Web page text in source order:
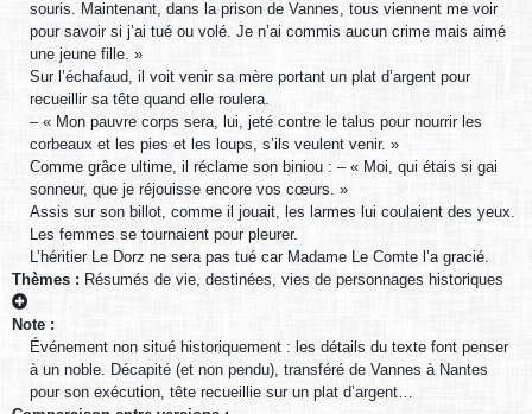
souris. Maintenant, dans la prison de Vannes, tous viennent me voir
pour savoir si j’ai tué ou volé. Je n’ai commis aucun crime mais aimé
une jeune fille. »
Sur l’échafaud, il voit venir sa mère portant un plat d’argent pour
recueillir sa tête quand elle roulera.
– « Mon pauvre corps sera, lui, jeté contre le talus pour nourrir les
corbeaux et les pies et les loups, s’ils veulent venir. »
Comme grâce ultime, il réclame son biniou : – « Moi, qui étais si gai
sonneur, que je réjouisse encore vos cœurs. »
Assis sur son billot, comme il jouait, les larmes lui coulaient des yeux.
Les femmes se tournaient pour pleurer.
L’héritier Le Dorz ne sera pas tué car Madame Le Comte l’a gracié.
Thèmes : Résumés de vie, destinées, vies de personnages historiques
Note :
Événement non situé historiquement : les détails du texte font penser
à un noble. Décapité (et non pendu), transféré de Vannes à Nantes
pour son exécution, tête recueillie sur un plat d’argent…